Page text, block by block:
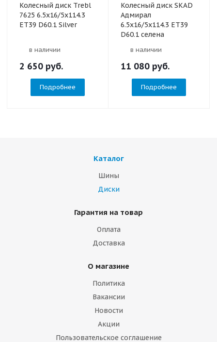
Колесный диск Trebl
7625 6.5x16/5x114.3
ET39 D60.1 Silver
в наличии
2 650 руб.
Подробнее
Колесный диск SKAD
Адмирал
6.5x16/5x114.3 ET39
D60.1 селена
в наличии
11 080 руб.
Подробнее
Каталог
Шины
Диски
Гарантия на товар
Оплата
Доставка
О магазине
Политика
Вакансии
Новости
Акции
Пользовательское соглашение